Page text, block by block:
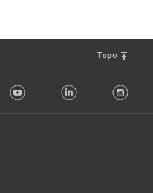
Topo
Youtube LinkedIn